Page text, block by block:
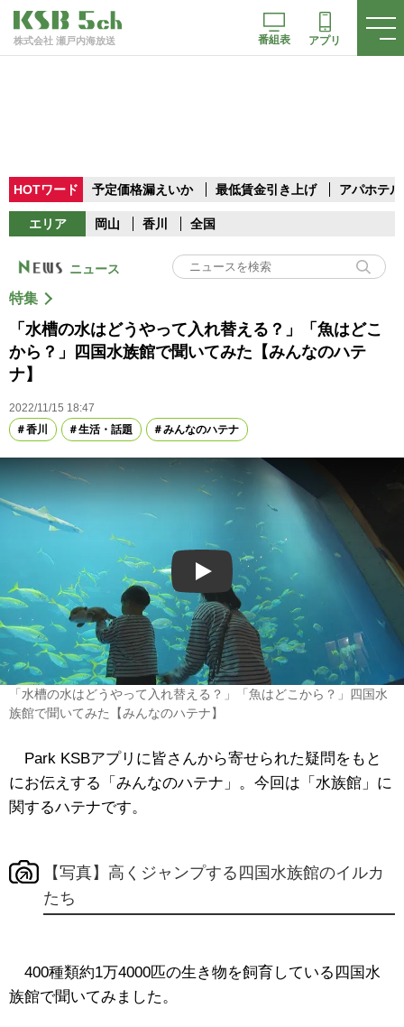
株式会社 瀬戸内海放送 番組表 アプリ
HOTワード 予定価格漏えいか 最低賃金引き上げ アパホテル
エリア 岡山 香川 全国
ニュース
特集
「水槽の水はどうやって入れ替える？」「魚はどこ
から？」四国水族館で聞いてみた【みんなのハテ
ナ】
2022/11/15 18:47
香川
生活・話題 みんなのハテナ
Play
「水槽の水はどうやって入れ替える？」「魚はどこから？」四国水
族館で聞いてみた【みんなのハテナ】
Park KSBアプリに皆さんから寄せられた疑問をもと
にお伝えする「みんなのハテナ」。今回は「水族館」に
関するハテナです。
【写真】高くジャンプする四国水族館のイルカ
たち
400種類約1万4000匹の生き物を飼育している四国水
族館で聞いてみました。